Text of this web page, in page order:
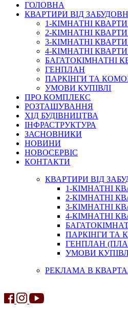
ГОЛОВНА
КВАРТИРИ ВІД
1-КІМНАТНІ
2-КІМНАТНІ
3-КІМНАТНІ
4-КІМНАТНІ
БАГАТОКІМНАТНІ
ГЕНПЛАН
ПАРКІНГИ ТА
УМОВИ КУПІВЛІ
ПРО КОМПЛЕКС
РОЗТАШУВАННЯ
ХІД БУДІВНИЦТВА
ІНФРАСТРУКТУРА
ЗАСНОВНИКИ
НОВИНИ
НОВОСЕРВІС
КОНТАКТИ
КВАРТИРИ ВІД
1-КІМНАТНІ
2-КІМНАТНІ
3-КІМНАТНІ
4-КІМНАТНІ
ПАРКІНГИ ТА
ГЕНПЛАН
УМОВИ
РЕКЛАМА В